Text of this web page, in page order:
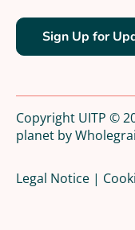
Sign Up for
Copyright UITP ©
planet by
Legal Notice |